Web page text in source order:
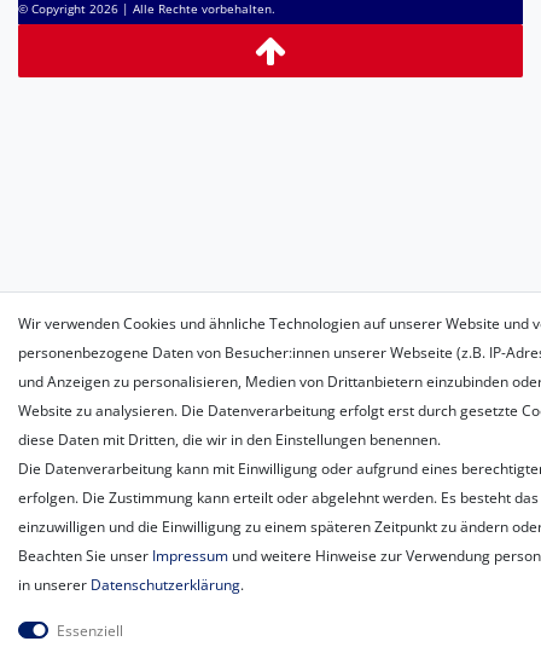
© Copyright 2026 | Alle Rechte vorbehalten.
Wir verwenden Cookies und ähnliche Technologien auf unserer Website und
personenbezogene Daten von Besucher:innen unserer Webseite (z.B. IP-
und Anzeigen zu personalisieren, Medien von Drittanbietern einzubinden
Website zu analysieren. Die Datenverarbeitung erfolgt erst durch gesetzte
diese Daten mit Dritten, die wir in den Einstellungen benennen.
Die Datenverarbeitung kann mit Einwilligung oder aufgrund eines
erfolgen. Die Zustimmung kann erteilt oder abgelehnt werden. Es besteht das
einzuwilligen und die Einwilligung zu einem späteren Zeitpunkt zu ändern
Beachten Sie unser Impressum und weitere Hinweise zur Verwendung
in unserer Daten­schutz­erklärung.
Essenziell